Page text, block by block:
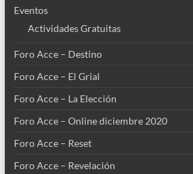
Eventos
Actividades Gratuitas
Foro Acce – Destino
Foro Acce – El Grial
Foro Acce – La Elección
Foro Acce – Online diciembre 2020
Foro Acce – Reset
Foro Acce – Revelación